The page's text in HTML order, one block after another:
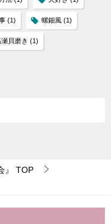
(1) 螺鈿風 (1)
貝磨き (1)
TOP